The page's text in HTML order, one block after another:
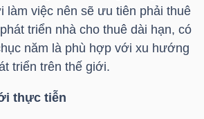
làm việc nên sẽ ưu tiên phải thuê
triển nhà cho thuê dài hạn, có
năm là phù hợp với xu hướng
triển trên thế giới.
thực tiễn